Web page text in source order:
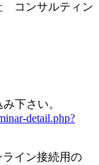
コンサルティン
下さい。
detail.php?
イン接続用の